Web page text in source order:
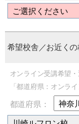
希望校舎／お近くの
オンライン受講希望
「都道府県：オンラ
都道府県：